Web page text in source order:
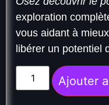
exploration
vous aidant à
libérer un potentiel
Ajouter